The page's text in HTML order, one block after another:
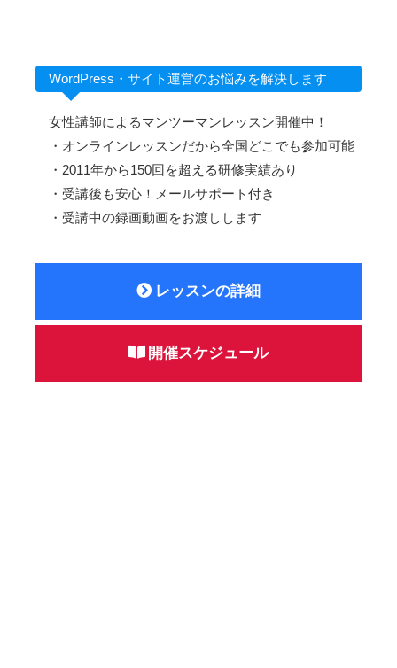
WordPress・サイト運営のお悩みを解決します
女性講師によるマンツーマンレッスン開催中！
・オンラインレッスンだから全国どこでも参加可能
・2011年から150回を超える研修実績あり
・受講後も安心！メールサポート付き
・受講中の録画動画をお渡しします
レッスンの詳細
開催スケジュール